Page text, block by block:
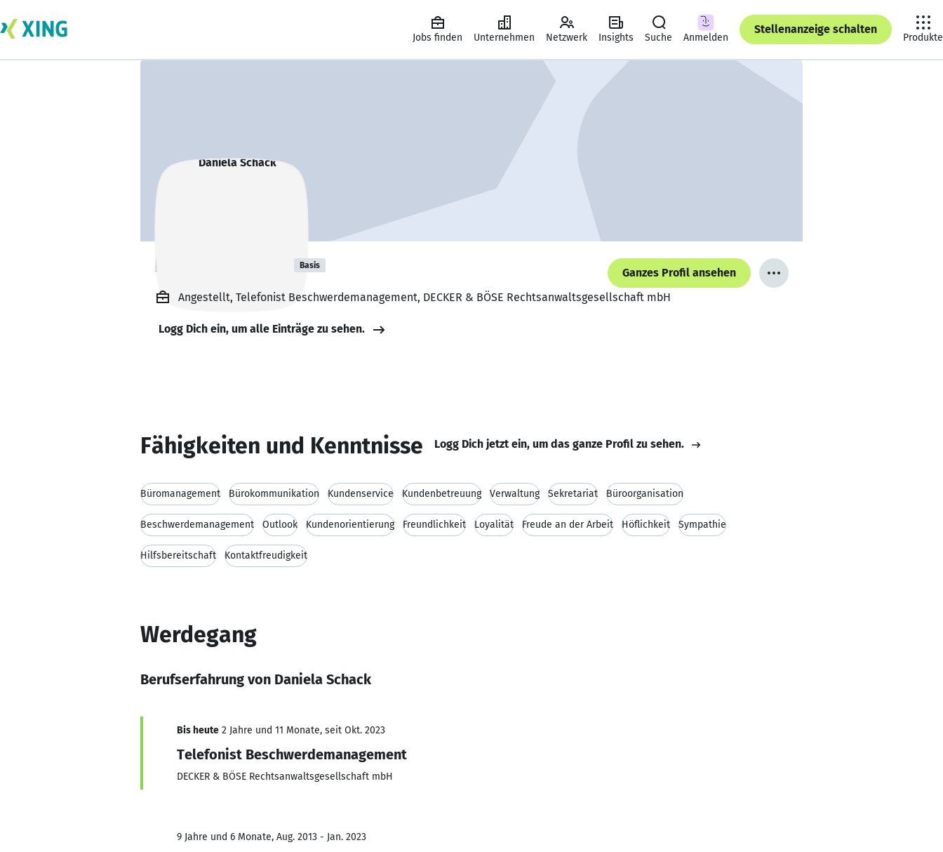
Jobs finden Unternehmen Netzwerk Insights Suche Anmelden
Stellenanzeige schalten
Produkte
Daniela Schack Basis
Ganzes Profil ansehen
Angestellt, Telefonist Beschwerdemanagement, DECKER & BÖSE Rechtsanwaltsgesellschaft mbH
Logg Dich ein, um alle Einträge zu sehen.
Fähigkeiten und Kenntnisse Logg Dich jetzt ein, um das ganze Profil zu sehen.
Büromanagement Bürokommunikation Kundenservice Kundenbetreuung Verwaltung Sekretariat Büroorganisation
Beschwerdemanagement Outlook Kundenorientierung Freundlichkeit Loyalität Freude an der Arbeit Höflichkeit Sympathie
Hilfsbereitschaft Kontaktfreudigkeit
Werdegang
Berufserfahrung von Daniela Schack
Bis heute 2 Jahre und 11 Monate, seit Okt. 2023
Telefonist Beschwerdemanagement
DECKER & BÖSE Rechtsanwaltsgesellschaft mbH
9 Jahre und 6 Monate, Aug. 2013 - Jan. 2023